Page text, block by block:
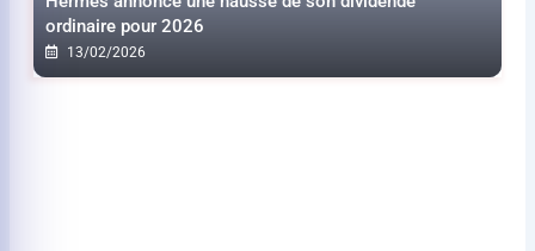
ordinaire pour 2026
13/02/2026